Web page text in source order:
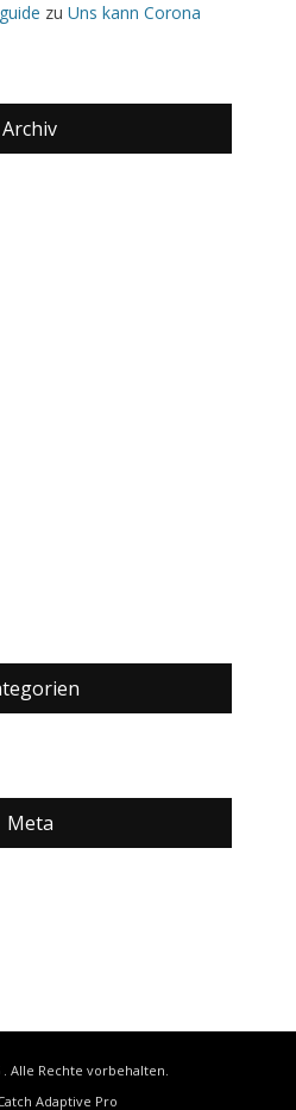
zu Uns kann Corona
Archiv
Meta
. Alle Rechte vorbehalten.
Adaptive Pro